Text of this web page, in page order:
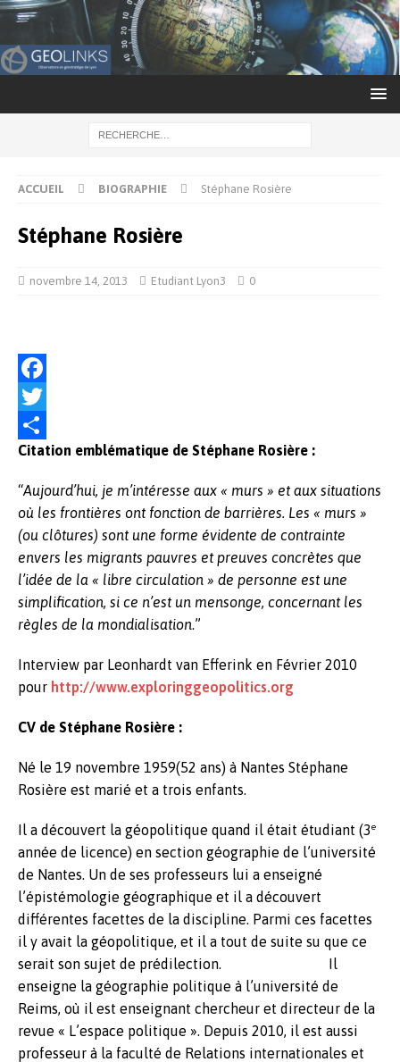
ACCUEIL BIOGRAPHIE Stéphane Rosière
Stéphane Rosière
novembre 14, 2013 Etudiant Lyon3 0
F
a
c
e
b
o
o
k
T
w
i
t
t
e
r
P
a
r
t
a
g
e
Citation emblématique de Stéphane Rosière :
“Aujourd’hui, je m’intéresse aux « murs » et aux situations
où les frontières ont fonction de barrières. Les « murs »
(ou clôtures) sont une forme évidente de contrainte
envers les migrants pauvres et preuves concrètes que
l’idée de la « libre circulation » de personne est une
simplification, si ce n’est un mensonge, concernant les
règles de la mondialisation.”
Interview par Leonhardt van Efferink en Février 2010
pour http://www.exploringgeopolitics.org
CV de Stéphane Rosière :
Né le 19 novembre 1959(52 ans) à Nantes Stéphane
Rosière est marié et a trois enfants.
Il a découvert la géopolitique quand il était étudiant (3e
année de licence) en section géographie de l’université
de Nantes. Un de ses professeurs lui a enseigné
l’épistémologie géographique et il a découvert
différentes facettes de la discipline. Parmi ces facettes
il y avait la géopolitique, et il a tout de suite su que ce
serait son sujet de prédilection. Il
enseigne la géographie politique à l’université de
Reims, où il est enseignant chercheur et directeur de la
revue « L’espace politique ». Depuis 2010, il est aussi
professeur à la faculté de Relations internationales et